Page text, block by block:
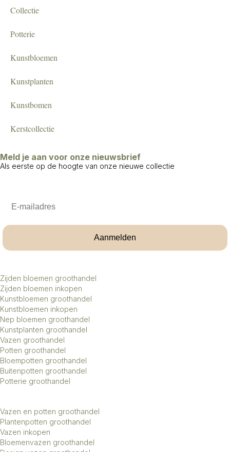
Collectie
Potterie
Kunstbloemen
Kunstplanten
Kunstbomen
Kerstcollectie
Meld je aan voor onze nieuwsbrief
Als eerste op de hoogte van onze nieuwe collectie
Aanmelden
Zijden bloemen groothandel
Zijden bloemen inkopen
Kunstbloemen groothandel
Kunstbloemen inkopen
Nep bloemen groothandel
Kunstplanten groothandel
Vazen groothandel
Potten groothandel
Bloempotten groothandel
Buitenpotten groothandel
Potterie groothandel
Vazen en potten groothandel
Plantenpotten groothandel
Vazen inkopen
Bloemenvazen groothandel
Design vazen groothandel